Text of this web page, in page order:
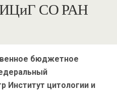
ИЦиГ СО РАН
бюджетное
Институт цитологии и